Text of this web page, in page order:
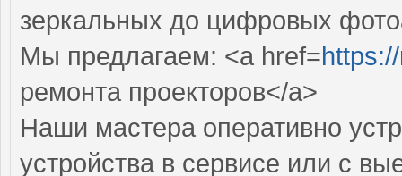
зеркальных до цифровых
Мы предлагаем: <a href=
ремонта проекторов</a>
Наши мастера оперативно
устройства в сервисе или с